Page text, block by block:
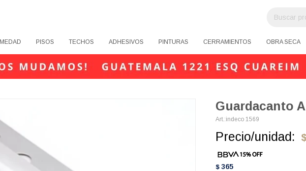
PISOS TECHOS ADHESIVOS PINTURAS CERRAMIENTOS OBRA SECA
Guardacanto
indeco 1569
Precio/unidad:
$ 365